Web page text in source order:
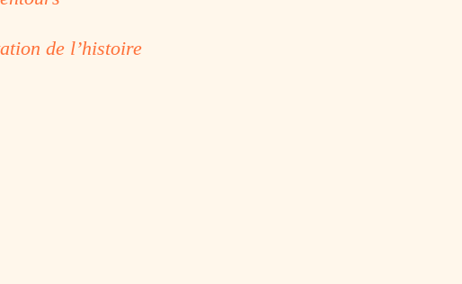
de l’histoire